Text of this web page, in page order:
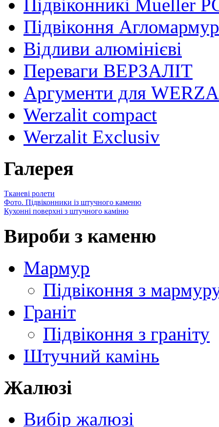
Підвіконникі Mueller
Підвіконня Агломармур
Відливи алюмінієві
Переваги ВЕРЗАЛІТ
Аргументи для
Werzalit compact
Werzalit Exclusiv
Галерея
Тканеві ролети
Фото. Підвіконники із штучного каменю
Кухонні поверхні з штучного каміню
Вироби з каменю
Мармур
Підвіконня з
Граніт
Підвіконня з граніту
Штучний камінь
Жалюзі
Вибір жалюзі